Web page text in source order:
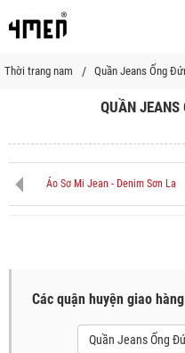
Thời trang nam Quần Jeans Ống
QUẦN JEANS
Áo Sơ Mi Jean - Denim Sơn La
Các quận huyện giao
Quần Jeans Ống